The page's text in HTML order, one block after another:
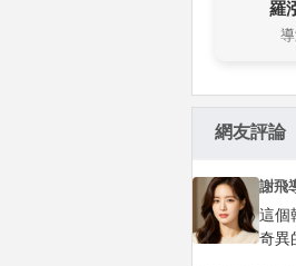
羅
網友評論
謝飛
這個
奇異